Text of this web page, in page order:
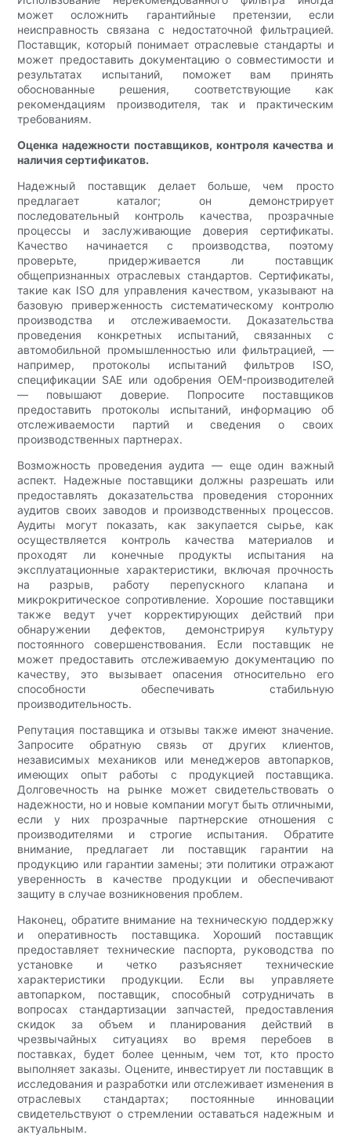
может осложнить гарантийные претензии, если
неисправность связана с недостаточной фильтрацией.
Поставщик, который понимает отраслевые стандарты и
может предоставить документацию о совместимости и
результатах испытаний, поможет вам принять
обоснованные решения, соответствующие как
рекомендациям производителя, так и практическим
требованиям.
Оценка надежности поставщиков, контроля качества и
наличия сертификатов.
Надежный поставщик делает больше, чем просто
предлагает каталог; он демонстрирует
последовательный контроль качества, прозрачные
процессы и заслуживающие доверия сертификаты.
Качество начинается с производства, поэтому
проверьте, придерживается ли поставщик
общепризнанных отраслевых стандартов. Сертификаты,
такие как ISO для управления качеством, указывают на
базовую приверженность систематическому контролю
производства и отслеживаемости. Доказательства
проведения конкретных испытаний, связанных с
автомобильной промышленностью или фильтрацией, —
например, протоколы испытаний фильтров ISO,
спецификации SAE или одобрения OEM-производителей
— повышают доверие. Попросите поставщиков
предоставить протоколы испытаний, информацию об
отслеживаемости партий и сведения о своих
производственных партнерах.
Возможность проведения аудита — еще один важный
аспект. Надежные поставщики должны разрешать или
предоставлять доказательства проведения сторонних
аудитов своих заводов и производственных процессов.
Аудиты могут показать, как закупается сырье, как
осуществляется контроль качества материалов и
проходят ли конечные продукты испытания на
эксплуатационные характеристики, включая прочность
на разрыв, работу перепускного клапана и
микрокритическое сопротивление. Хорошие поставщики
также ведут учет корректирующих действий при
обнаружении дефектов, демонстрируя культуру
постоянного совершенствования. Если поставщик не
может предоставить отслеживаемую документацию по
качеству, это вызывает опасения относительно его
способности обеспечивать стабильную
производительность.
Репутация поставщика и отзывы также имеют значение.
Запросите обратную связь от других клиентов,
независимых механиков или менеджеров автопарков,
имеющих опыт работы с продукцией поставщика.
Долговечность на рынке может свидетельствовать о
надежности, но и новые компании могут быть отличными,
если у них прозрачные партнерские отношения с
производителями и строгие испытания. Обратите
внимание, предлагает ли поставщик гарантии на
продукцию или гарантии замены; эти политики отражают
уверенность в качестве продукции и обеспечивают
защиту в случае возникновения проблем.
Наконец, обратите внимание на техническую поддержку
и оперативность поставщика. Хороший поставщик
предоставляет технические паспорта, руководства по
установке и четко разъясняет технические
характеристики продукции. Если вы управляете
автопарком, поставщик, способный сотрудничать в
вопросах стандартизации запчастей, предоставления
скидок за объем и планирования действий в
чрезвычайных ситуациях во время перебоев в
поставках, будет более ценным, чем тот, кто просто
выполняет заказы. Оцените, инвестирует ли поставщик в
исследования и разработки или отслеживает изменения в
отраслевых стандартах; постоянные инновации
свидетельствуют о стремлении оставаться надежным и
актуальным.